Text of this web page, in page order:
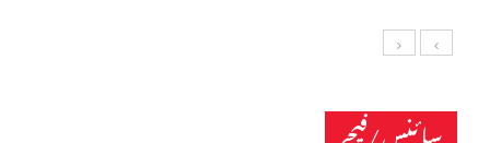
سائنس/فیچر